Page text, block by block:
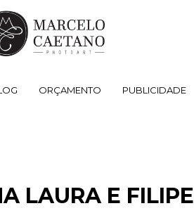
ORÇAMENTO PUBLICIDADE
LAURA E FILIPE